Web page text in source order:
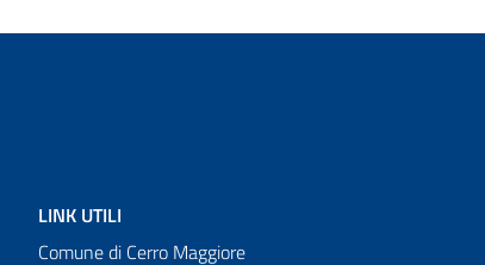
LINK UTILI
Comune di Cerro Maggiore